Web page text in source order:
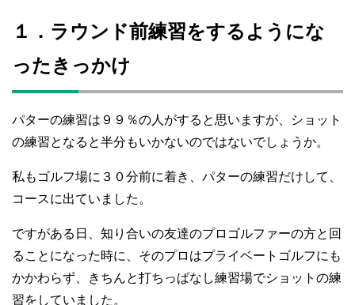
１．ラウンド前練習をするようにな
ったきっかけ
パターの練習は９９％の人がすると思いますが、ショット
の練習となると半分もいかないのではないでしょうか。
私もゴルフ場に３０分前に着き、パターの練習だけして、
コースに出ていました。
ですがある日、知り合いの友達のプロゴルファーの方と回
ることになった時に、そのプロはプライベートゴルフにも
かかわらず、きちんと打ちっぱなし練習場でショットの練
習をしていました。